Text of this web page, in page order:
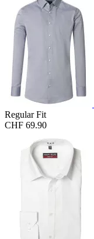
Regular Fit
CHF 69.90